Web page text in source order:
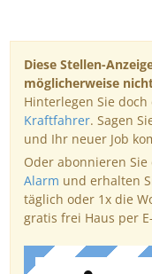
Diese Stellen-
möglicherweise
Hinterlegen Sie
Kraftfahrer. Sagen
und Ihr neuer Job
Oder abonnieren
Alarm und erhalten
täglich oder 1x die
gratis frei Haus per